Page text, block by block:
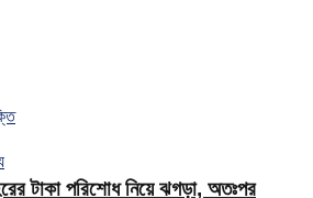
টাকা পরিশোধ নিয়ে ঝগড়া, অতঃপর